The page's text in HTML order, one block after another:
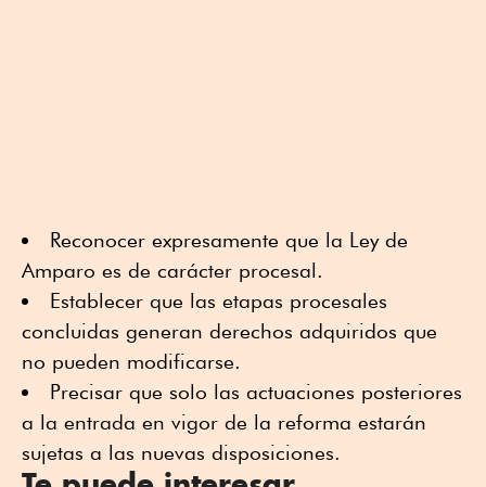
Reconocer expresamente que la Ley de
Amparo es de carácter procesal.
Establecer que las etapas procesales
concluidas generan derechos adquiridos que
no pueden modificarse.
Precisar que solo las actuaciones posteriores
a la entrada en vigor de la reforma estarán
sujetas a las nuevas disposiciones.